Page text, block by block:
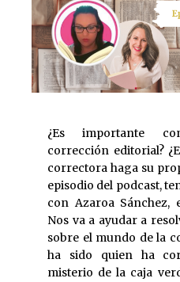
¿Es importante
corrección editorial?
correctora haga su
episodio del podcast,
con Azaroa Sánchez,
Nos va a ayudar a
sobre el mundo de la
ha sido quien ha
misterio de la caja